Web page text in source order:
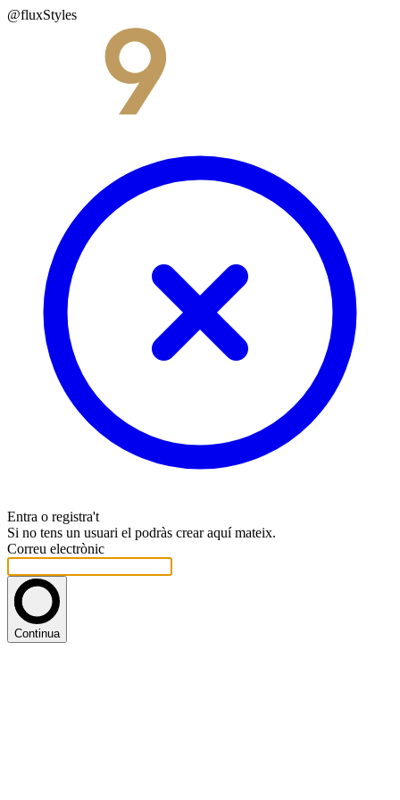
@fluxStyles
Entra o registra't
Si no tens un usuari el podràs crear aquí mateix.
Correu electrònic
Continua